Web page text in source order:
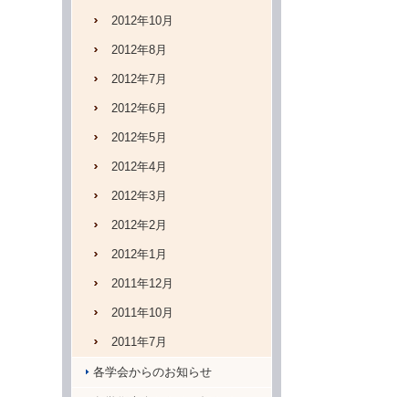
2012年10月
2012年8月
2012年7月
2012年6月
2012年5月
2012年4月
2012年3月
2012年2月
2012年1月
2011年12月
2011年10月
2011年7月
各学会からのお知らせ